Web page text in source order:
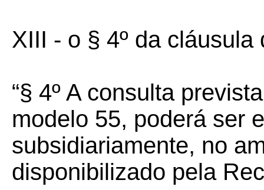
XIII - o § 4º da cláusula
“§ 4º A consulta
modelo 55, poderá ser
subsidiariamente, no
disponibilizado pela